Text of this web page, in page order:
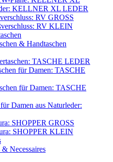
KELLNER XL LEDER
RV GROSS
RV KLEIN
& Handtaschen
TASCHE LEDER
für Damen: TASCHE
für Damen: TASCHE
Damen aus Naturleder:
SHOPPER GROSS
SHOPPER KLEIN
Necessaires